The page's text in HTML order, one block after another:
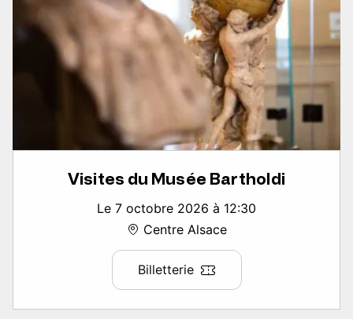
Visites du Musée Bartholdi
Le 7 octobre 2026 à 12:30
Centre Alsace
Billetterie